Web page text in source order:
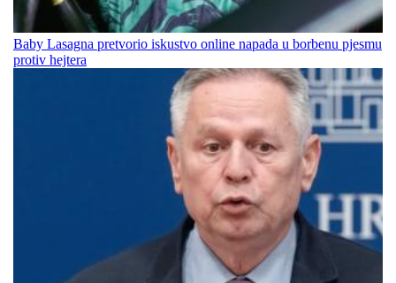
Baby Lasagna pretvorio iskustvo online napada u borbenu pjesmu
protiv hejtera